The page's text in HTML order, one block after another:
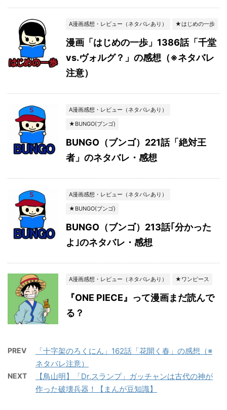
A漫画感想・レビュー（ネタバレあり） ★はじめの一歩
漫画「はじめの一歩」1386話「千堂
vs.ヴォルグ？」の感想（※ネタバレ
注意）
A漫画感想・レビュー（ネタバレあり）
★BUNGO(ブンゴ)
BUNGO（ブンゴ）221話「絶対王
者」のネタバレ・感想
A漫画感想・レビュー（ネタバレあり）
★BUNGO(ブンゴ)
BUNGO（ブンゴ）213話｢分かった
よ｣のネタバレ・感想
A漫画感想・レビュー（ネタバレあり） ★ワンピース
『ONE PIECE』って漫画まだ読んで
る？
PREV
「十字架のろくにん」162話「花開く春」の感想（※
ネタバレ注意）
NEXT
【鳥山明】「Dr.スランプ」ガッチャンは古代の神が
作った破壊兵器！【まんが豆知識】